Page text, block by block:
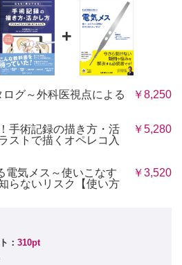
+
グ～外科医視点による
￥8,250
手術記録の描き方・活
トで描くオペレコ入
￥5,280
電気メス～使いこなす
らないリスク【使い方
￥3,520
： 310pt